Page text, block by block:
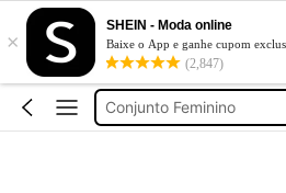
×
SHEIN - Moda online
Baixe o App e ganhe cupom
(2,847)
Calça Jeans Feminina
Vestido Feminino
Conjunto Feminino